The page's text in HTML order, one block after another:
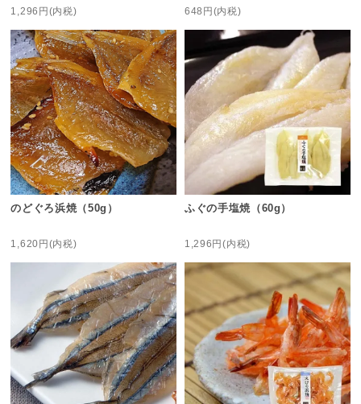
1,296円(内税) 648円(内税)
のどぐろ浜焼（50g）
1,620円(内税)
ふぐの手塩焼（60g）
1,296円(内税)